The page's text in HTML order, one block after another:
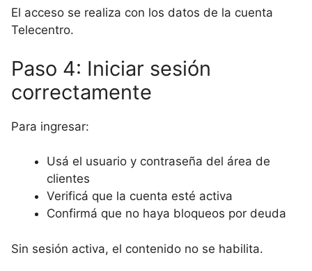
El acceso se realiza con los datos de la cuenta
Telecentro.
Paso 4: Iniciar sesión
correctamente
Para ingresar:
Usá el usuario y contraseña del área de
clientes
Verificá que la cuenta esté activa
Confirmá que no haya bloqueos por deuda
Sin sesión activa, el contenido no se habilita.